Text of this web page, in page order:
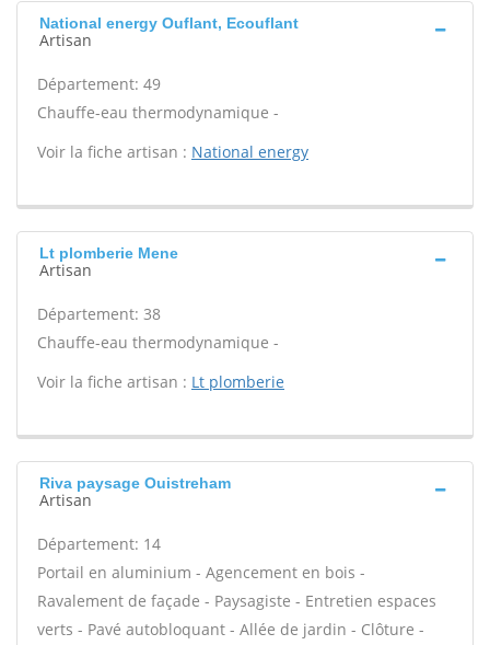
National energy Ouflant, Ecouflant
Artisan
Département: 49
Chauffe-eau thermodynamique -
Voir la fiche artisan : National energy
Lt plomberie Mene
Artisan
Département: 38
Chauffe-eau thermodynamique -
Voir la fiche artisan : Lt plomberie
Riva paysage Ouistreham
Artisan
Département: 14
Portail en aluminium - Agencement en bois -
Ravalement de façade - Paysagiste - Entretien espaces
verts - Pavé autobloquant - Allée de jardin - Clôture -